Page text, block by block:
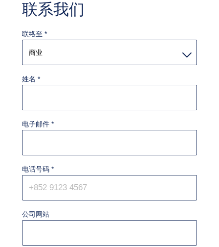
联系我们
联络至 *
姓名 *
电子邮件 *
电话号码 *
公司网站